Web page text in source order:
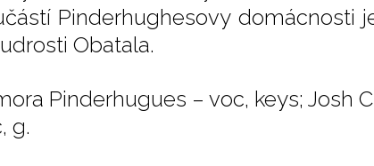
Pinderhughesovy domácnosti
Obatala.
Pinderhugues – voc, keys; Josh
g.